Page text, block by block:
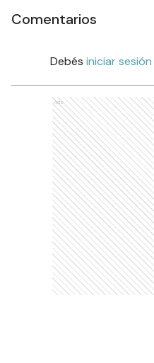
Comentarios
Debés iniciar sesión
Ads